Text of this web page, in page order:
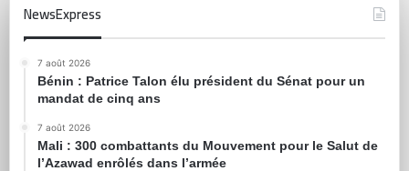
NewsExpress
7 août 2026
Bénin : Patrice Talon élu président du Sénat pour un
mandat de cinq ans
7 août 2026
Mali : 300 combattants du Mouvement pour le Salut de
l’Azawad enrôlés dans l’armée